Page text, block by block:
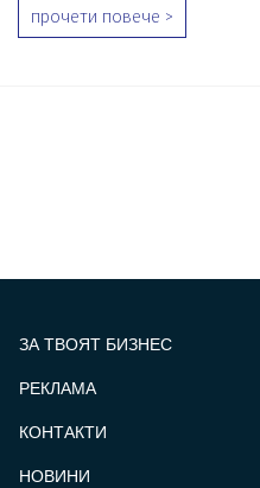
прочети повече >
ЗА ТВОЯТ БИЗНЕС
РЕКЛАМА
КОНТАКТИ
НОВИНИ